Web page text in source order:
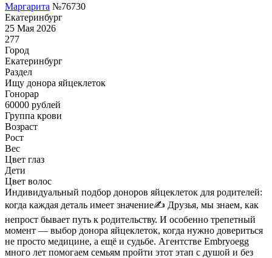
Маргарита №76730
Екатеринбург
25 Мая 2026
277
Город
Екатеринбург
Раздел
Ищу донора яйцеклеток
Гонoрар
60000 рублей
Группа крови
Возраст
Рост
Вес
Цвет глаз
Дети
Цвет волос
Индивидуальный подбор доноров яйцеклеток для родителей:
когда каждая деталь имеет значение✍️ Друзья, мы знаем, как
непрост бывает путь к родительству. И особенно трепетный
момент — выбор донора яйцеклеток, когда нужно довериться
не просто медицине, а ещё и судьбе. Агентстве Embryoegg
много лет помогаем семьям пройти этот этап с душой и без